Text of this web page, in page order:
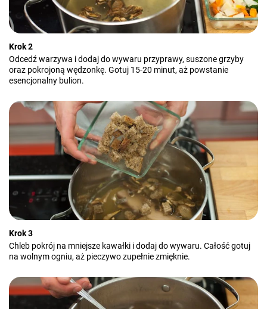
Krok 2
Odcedź warzywa i dodaj do wywaru przyprawy, suszone grzyby
oraz pokrojoną wędzonkę. Gotuj 15-20 minut, aż powstanie
esencjonalny bulion.
Krok 3
Chleb pokrój na mniejsze kawałki i dodaj do wywaru. Całość gotuj
na wolnym ogniu, aż pieczywo zupełnie zmięknie.